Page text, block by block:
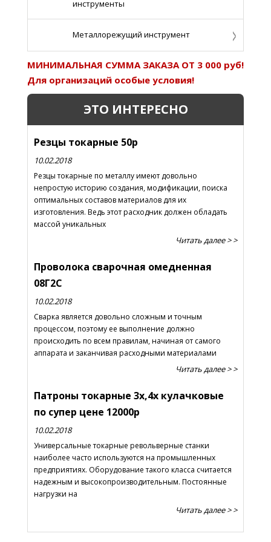
инструменты
Металлорежущий инструмент
МИНИМАЛЬНАЯ СУММА ЗАКАЗА ОТ 3 000 руб!
Для организаций особые условия!
ЭТО ИНТЕРЕСНО
Резцы токарные 50р
10.02.2018
Резцы токарные по металлу имеют довольно
непростую историю создания, модификации, поиска
оптимальных составов материалов для их
изготовления. Ведь этот расходник должен обладать
массой уникальных
Читать далее > >
Проволока сварочная омедненная
08Г2С
10.02.2018
Сварка является довольно сложным и точным
процессом, поэтому ее выполнение должно
происходить по всем правилам, начиная от самого
аппарата и заканчивая расходными материалами
Читать далее > >
Патроны токарные 3х,4х кулачковые
по супер цене 12000р
10.02.2018
Универсальные токарные револьверные станки
наиболее часто используются на промышленных
предприятиях. Оборудование такого класса считается
надежным и высокопроизводительным. Постоянные
нагрузки на
Читать далее > >